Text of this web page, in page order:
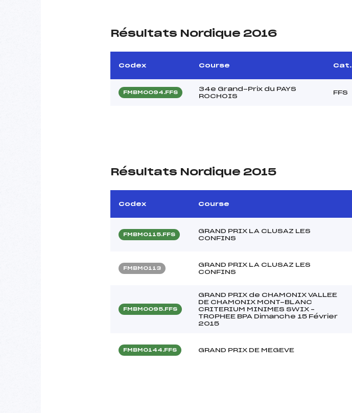
Résultats Nordique 2016
Codex Course Cat.
FMBM0094.FFS
34e Grand-Prix du PAYS
ROCHOIS
FFS
Résultats Nordique 2015
Codex Course
FMBM0115.FFS
GRAND PRIX LA CLUSAZ LES
CONFINS
FMBM0113
GRAND PRIX LA CLUSAZ LES
CONFINS
FMBM0095.FFS
GRAND PRIX de CHAMONIX VALLEE
DE CHAMONIX MONT-BLANC
CRITERIUM MINIMES SWIX –
TROPHEE BPA Dimanche 15 Février
2015
FMBM0144.FFS GRAND PRIX DE MEGEVE